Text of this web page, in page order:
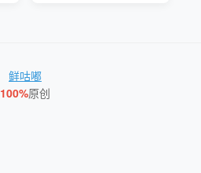
鲜咕嘟
100%原创